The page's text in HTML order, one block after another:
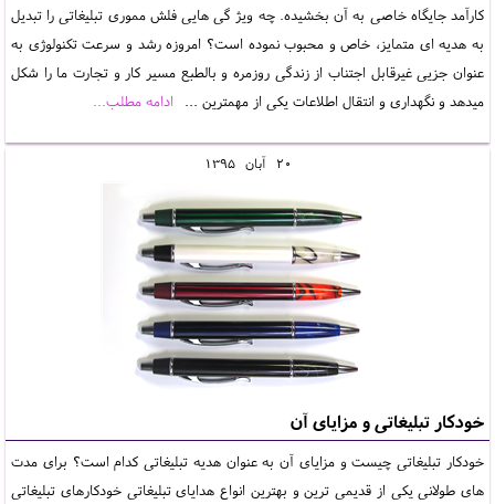
کارآمد جایگاه خاصی به آن بخشیده. چه ویژ گی هایی فلش مموری تبلیغاتی را تبدیل
به هدیه ای متمایز، خاص و محبوب نموده است؟ امروزه رشد و سرعت تکنولوژی به
عنوان جزیی غیرقابل اجتناب از زندگی روزمره و بالطبع مسیر کار و تجارت ما را شکل
میدهد و نگهداری و انتقال اطلاعات یکی از مهمترین ... ادامه مطلب...
20 آبان 1395
خودکار تبلیغاتی و مزایای آن
خودکار تبلیغاتی چیست و مزایای آن به عنوان هدیه تبلیغاتی کدام است؟ برای مدت
های طولانی یکی از قدیمی ترین و بهترین انواع هدایای تبلیغاتی خودکارهای تبلیغاتی